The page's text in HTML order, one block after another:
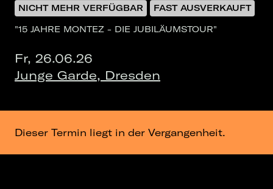
NICHT MEHR VERFÜGBAR
FAST AUSVERKAUFT
"15 JAHRE MONTEZ - DIE JUBILÄUMSTOUR"
Fr, 26.06.26
Junge Garde, Dresden
Dieser Termin liegt in der Vergangenheit.